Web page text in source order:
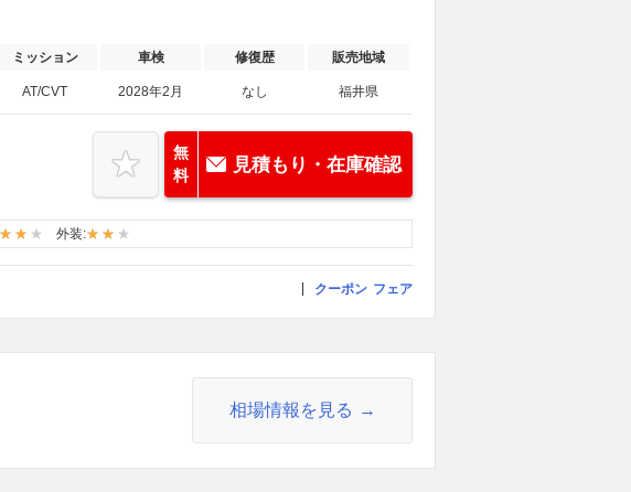
ミッション 車検 修復歴 販売地域
AT/CVT 2028年2月 なし 福井県
無
料
見積もり・在庫確認
外装:
クーポン フェア
相場情報を見る